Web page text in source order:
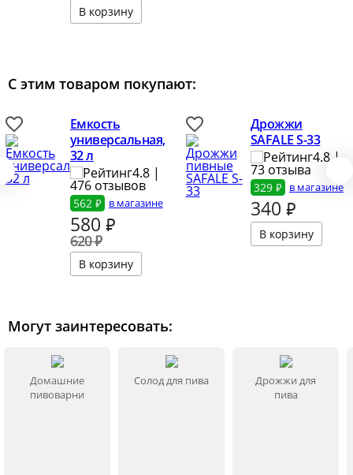
С этим товаром покупают:
Емкость
универсальная,
32 л
4.8 |
476 отзывов
562 ₽ в магазине
580 ₽
620 ₽
Дрожжи
SAFALE S-33
4.8 |
73 отзыва
329 ₽ в магазине
340 ₽
Могут заинтересовать:
Домашние
пивоварни
Солод для пива
Дрожжи для
пива